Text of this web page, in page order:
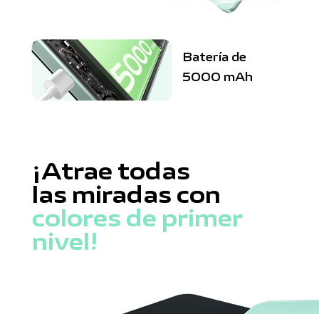
Batería de
5000 mAh
¡Atrae todas
las miradas con
colores de primer
nivel!